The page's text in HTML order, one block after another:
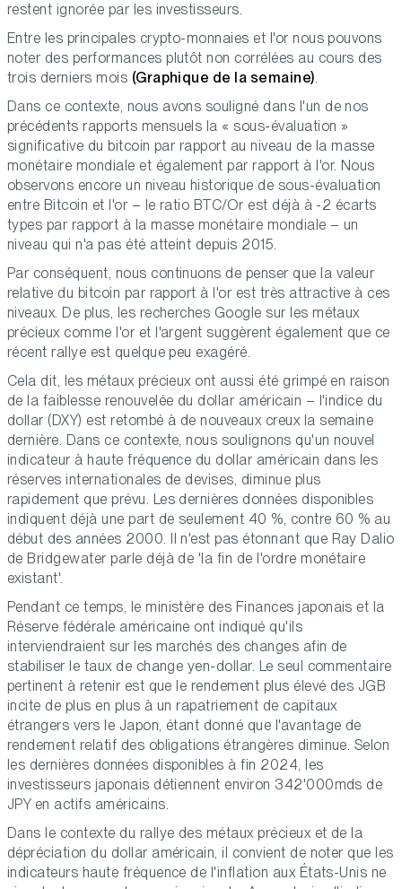
restent ignorée par les investisseurs.
Entre les principales crypto-monnaies et l'or nous pouvons
noter des performances plutôt non corrélées au cours des
trois derniers mois (Graphique de la semaine).
Dans ce contexte, nous avons souligné dans l'un de nos
précédents rapports mensuels la « sous-évaluation »
significative du bitcoin par rapport au niveau de la masse
monétaire mondiale et également par rapport à l'or. Nous
observons encore un niveau historique de sous-évaluation
entre Bitcoin et l'or – le ratio BTC/Or est déjà à -2 écarts
types par rapport à la masse monétaire mondiale – un
niveau qui n'a pas été atteint depuis 2015.
Par conséquent, nous continuons de penser que la valeur
relative du bitcoin par rapport à l'or est très attractive à ces
niveaux. De plus, les recherches Google sur les métaux
précieux comme l'or et l'argent suggèrent également que ce
récent rallye est quelque peu exagéré.
Cela dit, les métaux précieux ont aussi été grimpé en raison
de la faiblesse renouvelée du dollar américain – l'indice du
dollar (DXY) est retombé à de nouveaux creux la semaine
dernière. Dans ce contexte, nous soulignons qu'un nouvel
indicateur à haute fréquence du dollar américain dans les
réserves internationales de devises, diminue plus
rapidement que prévu. Les dernières données disponibles
indiquent déjà une part de seulement 40 %, contre 60 % au
début des années 2000. Il n'est pas étonnant que Ray Dalio
de Bridgewater parle déjà de 'la fin de l'ordre monétaire
existant'.
Pendant ce temps, le ministère des Finances japonais et la
Réserve fédérale américaine ont indiqué qu'ils
interviendraient sur les marchés des changes afin de
stabiliser le taux de change yen-dollar. Le seul commentaire
pertinent à retenir est que le rendement plus élevé des JGB
incite de plus en plus à un rapatriement de capitaux
étrangers vers le Japon, étant donné que l'avantage de
rendement relatif des obligations étrangères diminue. Selon
les dernières données disponibles à fin 2024, les
investisseurs japonais détiennent environ 342'000mds de
JPY en actifs américains.
Dans le contexte du rallye des métaux précieux et de la
dépréciation du dollar américain, il convient de noter que les
indicateurs haute fréquence de l'inflation aux États-Unis ne